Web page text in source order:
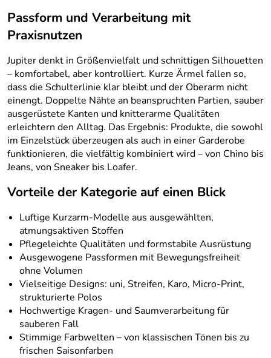
Passform und Verarbeitung mit
Praxisnutzen
Jupiter denkt in Größenvielfalt und schnittigen Silhouetten
– komfortabel, aber kontrolliert. Kurze Ärmel fallen so,
dass die Schulterlinie klar bleibt und der Oberarm nicht
einengt. Doppelte Nähte an beanspruchten Partien, sauber
ausgerüstete Kanten und knitterarme Qualitäten
erleichtern den Alltag. Das Ergebnis: Produkte, die sowohl
im Einzelstück überzeugen als auch in einer Garderobe
funktionieren, die vielfältig kombiniert wird – von Chino bis
Jeans, von Sneaker bis Loafer.
Vorteile der Kategorie auf einen Blick
Luftige Kurzarm-Modelle aus ausgewählten,
atmungsaktiven Stoffen
Pflegeleichte Qualitäten und formstabile Ausrüstung
Ausgewogene Passformen mit Bewegungsfreiheit
ohne Volumen
Vielseitige Designs: uni, Streifen, Karo, Micro-Print,
strukturierte Polos
Hochwertige Kragen- und Saumverarbeitung für
sauberen Fall
Stimmige Farbwelten – von klassischen Tönen bis zu
frischen Saisonfarben